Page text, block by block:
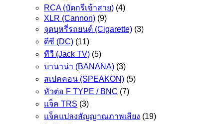
RCA (บัดกรีเข้าสาย) (4)
XLR (Cannon) (9)
จุดบุหรี่รถยนต์ (Cigarette) (3)
ดีซี (DC) (11)
ทีวี (Jack TV) (5)
บานาน่า (BANANA) (3)
สเปคคอน (SPEAKON) (5)
หัวต่อ F TYPE / BNC (7)
แจ็ค TRS (3)
แจ็คแปลงสัญญาณภาพเสียง (19)